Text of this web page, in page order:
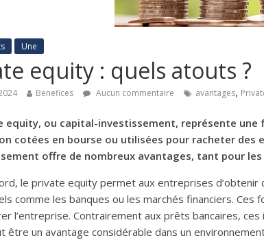
Une
equity : quels atouts ?
Benefices Aucun commentaire avantages,
equity, ou capital-investissement, représente
cotées en bourse ou utilisées pour racheter
offre de nombreux avantages, tant pour
le private equity permet aux entreprises
comme les banques ou les marchés financiers.
l’entreprise. Contrairement aux prêts bancaires,
être un avantage considérable dans un